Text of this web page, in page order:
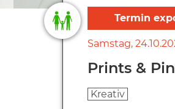
Samstag
Prints &
Kreativ